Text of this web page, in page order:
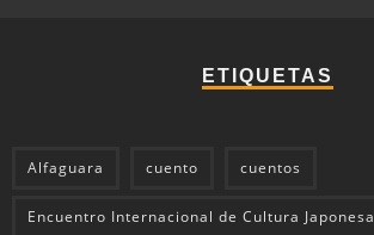
ETIQUETAS
Alfaguara cuento cuentos
Encuentro Internacional de Cultura Japonesa